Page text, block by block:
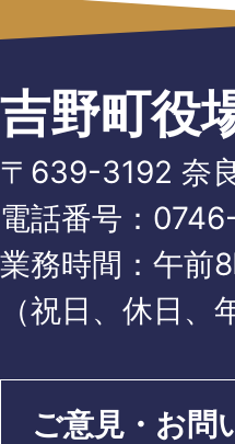
吉野町役
〒639-3192 奈
電話番号：
業務時間：午前
（祝日、休日
ご意見・お問